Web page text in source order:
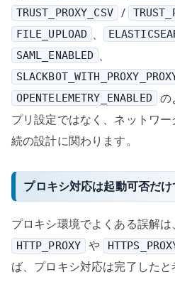
TRUST_PROXY_CSV /
FILE_UPLOAD 、
SAML_ENABLED 、
OPENTELEMETRY_ENABLED
の
プリ設定ではなく、ネットワ
続の設計に関わります。
プロキシ対応は起動可否だ
プロキシ環境でよくある誤解
HTTP_PROXY や
ば、プロキシ対応は完了したと